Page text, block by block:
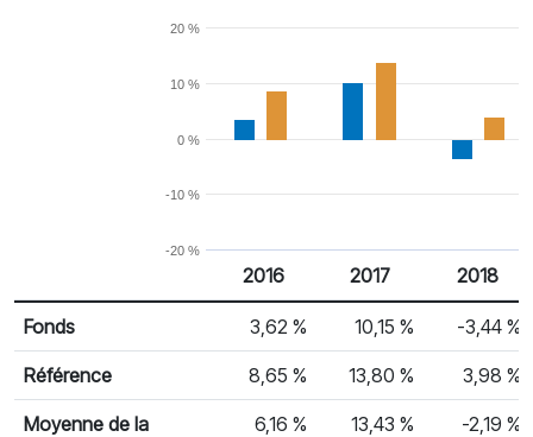
-20 %
-10 %
0 %
10 %
20 %
Rendement par année civile
% Rendement
2016 2017 2018
Fonds 3,62 % 10,15 % -3,44 %
Référence 8,65 % 13,80 % 3,98 %
Moyenne de la
6,16 % 13,43 % -2,19 %